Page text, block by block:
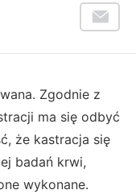
Zgodnie z
ma się odbyć
że kastracja się
badań krwi,
wykonane.